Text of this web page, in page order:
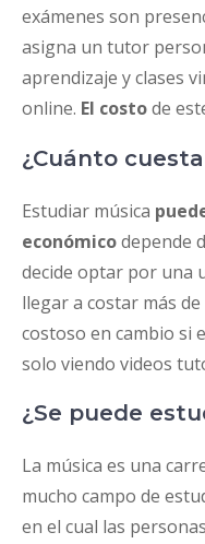
exámenes son
asigna un tutor
aprendizaje y clases
online. El costode
¿Cuánto
Estudiar música
económicodepende
decide optar por una
llegar a costar más de
costoso en cambio si
solo viendo videos
¿Se puede
La música es una
mucho campo de
en el cual las